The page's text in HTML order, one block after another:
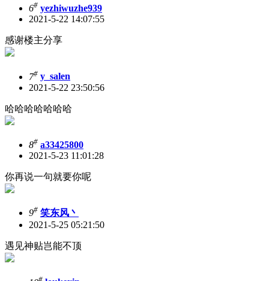
6# yezhiwuzhe939
2021-5-22 14:07:55
感谢楼主分享
7# y_salen
2021-5-22 23:50:56
哈哈哈哈哈哈哈
8# a33425800
2021-5-23 11:01:28
你再说一句就要你呢
9# 笑东风丶
2021-5-25 05:21:50
遇见神贴岂能不顶
#